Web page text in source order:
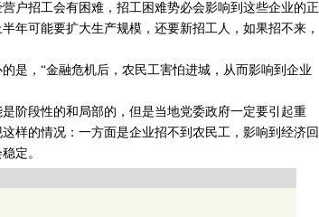
招工会有困难，招工困难势必会影响到这些企业的正
年可能要扩大生产规模，还要新招工人，如果招不来，
，“金融危机后，农民工害怕进城，从而影响到企业
段性的和局部的，但是当地党委政府一定要引起重
样的情况：一方面是企业招不到农民工，影响到经济回
定。